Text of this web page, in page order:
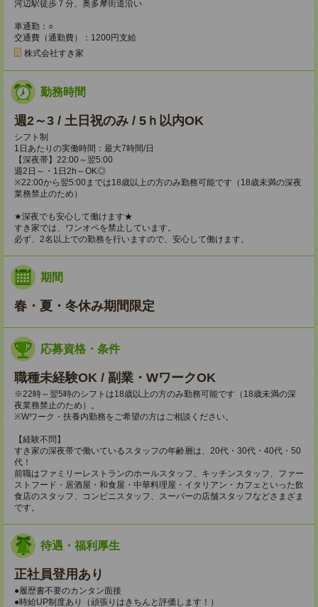
河辺駅徒歩７分、奥多摩街道沿い
車通勤：○
交通費（通勤費）：1200円支給
株式会社すき家
勤務時間
週2～3 / 土日祝のみ / 5ｈ以内OK
シフト制
1日あたりの実働時間：最大7時間/日
【深夜帯】22:00～翌5:00
週2日～・1日2h～OK◎
※22:00から翌5:00までは18歳以上の方のみ勤務可能です（18歳未満の深夜
業務禁止のため）
★深夜でも安心して働けます★
すき家では、ワンオペを禁止しています。
必ず、2名以上での勤務を行いますので、安心して働けます。
期間
春・夏・冬休み期間限定
応募資格・条件
職種未経験OK / 副業・WワークOK
※22時～翌5時のシフトは18歳以上の方のみ勤務可能です（18歳未満の深
夜業務禁止のため）。
※Wワーク・扶養内勤務をご希望の方はご相談ください。
【経験不問】
すき家の深夜帯で働いているスタッフの年齢層は、20代・30代・40代・50
代！
前職はファミリーレストランのホールスタッフ、キッチンスタッフ、ファー
ストフード・居酒屋・和食屋・中華料理屋・イタリアン・カフェといった飲
食店のスタッフ、コンビニスタッフ、スーパーの店舗スタッフなどさまざま
です。
待遇・福利厚生
正社員登用あり
●履歴書不要のカンタン面接
●時給UP制度あり（頑張りはきちんと評価します！）